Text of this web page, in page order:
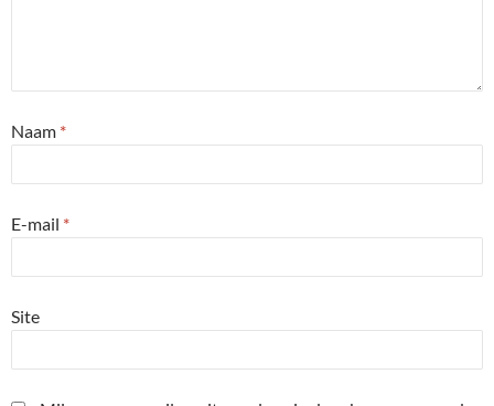
Naam *
E-mail *
Site